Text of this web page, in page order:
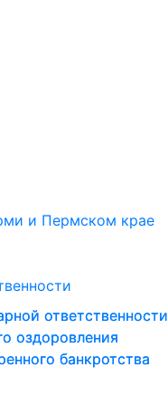
и Пермском крае
ответственности
оздоровления
банкротства
ответственности
оздоровления
банкротства